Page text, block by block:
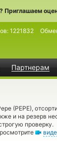
Приглашаем
Партнерам
1221832
(PEPE),
и на резерв
проверку.